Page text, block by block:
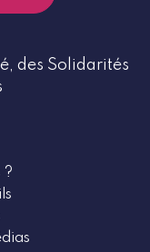
des Solidarités
?